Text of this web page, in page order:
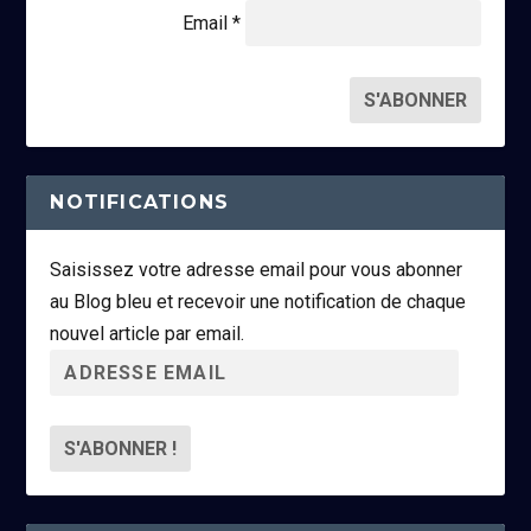
Email *
NOTIFICATIONS
Saisissez votre adresse email pour vous abonner
au Blog bleu et recevoir une notification de chaque
nouvel article par email.
r
s
s